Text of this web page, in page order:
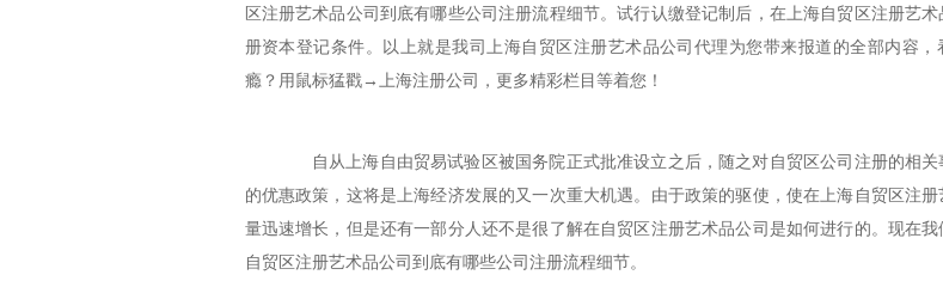
区注册艺术品公司到底有哪些公司注册流程细节。试行认缴登记制后，在上海自贸区注册艺
册资本登记条件。以上就是我司上海自贸区注册艺术品公司代理为您带来报道的全部内容，
瘾？用鼠标猛戳→上海注册公司，更多精彩栏目等着您！
自从上海自由贸易试验区被国务院正式批准设立之后，随之对自贸区公司注册的相关
的优惠政策，这将是上海经济发展的又一次重大机遇。由于政策的驱使，使在上海自贸区注
量迅速增长，但是还有一部分人还不是很了解在自贸区注册艺术品公司是如何进行的。现在
自贸区注册艺术品公司到底有哪些公司注册流程细节。